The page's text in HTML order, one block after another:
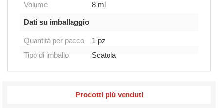
Volume 8 ml
Dati su imballaggio
Quantità per pacco
1 pz
Tipo di imballo
Scatola
Prodotti più venduti